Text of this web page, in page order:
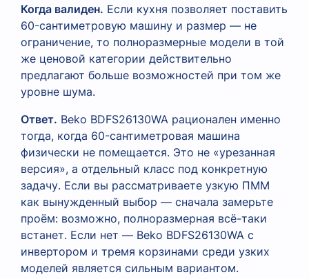
Когда валиден. Если кухня позволяет поставить
60-сантиметровую машину и размер — не
ограничение, то полноразмерные модели в той
же ценовой категории действительно
предлагают больше возможностей при том же
уровне шума.
Ответ. Beko BDFS26130WA рационален именно
тогда, когда 60-сантиметровая машина
физически не помещается. Это не «урезанная
версия», а отдельный класс под конкретную
задачу. Если вы рассматриваете узкую ПММ
как вынужденный выбор — сначала замерьте
проём: возможно, полноразмерная всё-таки
встанет. Если нет — Beko BDFS26130WA с
инвертором и тремя корзинами среди узких
моделей является сильным вариантом.